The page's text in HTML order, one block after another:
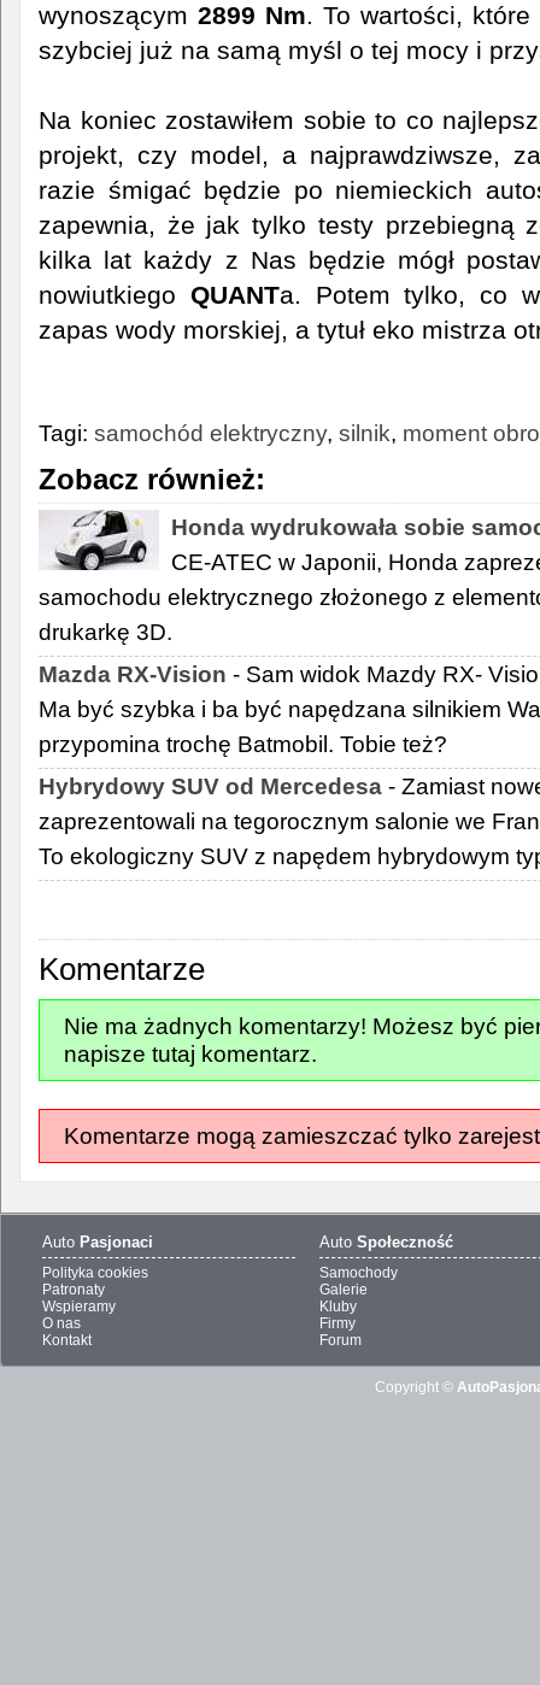
wynoszącym 2899 Nm. To wartości,
szybciej już na samą myśl o tej mocy i
Na koniec zostawiłem sobie to co
projekt, czy model, a najprawdziwsze,
razie śmigać będzie po niemieckich
zapewnia, że jak tylko testy przebiegną
kilka lat każdy z Nas będzie mógł
nowiutkiego QUANTa. Potem tylko, co
zapas wody morskiej, a tytuł eko mistrza
Tagi: samochód elektryczny, silnik, moment
Zobacz również:
Honda wydrukowała sobie
CE-ATEC w Japonii, Honda
samochodu elektrycznego złożonego z
drukarkę 3D.
Mazda RX-Vision - Sam widok Mazdy RX-
Ma być szybka i ba być napędzana silnikiem
przypomina trochę Batmobil. Tobie też?
Hybrydowy SUV od Mercedesa - Zamiast
zaprezentowali na tegorocznym salonie we
To ekologiczny SUV z napędem hybrydowym
Komentarze
Nie ma żadnych komentarzy! Możesz być
napisze tutaj komentarz.
Komentarze mogą zamieszczać tylko
Auto Pasjonaci
Polityka cookies
Patronaty
Wspieramy
O nas
Kontakt
Auto Społeczność
Samochody
Galerie
Kluby
Firmy
Forum
Copyright ©